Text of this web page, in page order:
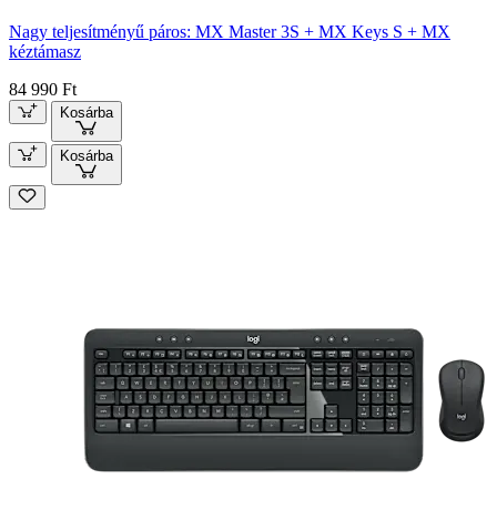
Nagy teljesítményű páros: MX Master 3S + MX Keys S + MX
kéztámasz
84 990 Ft
Kosárba
Kosárba